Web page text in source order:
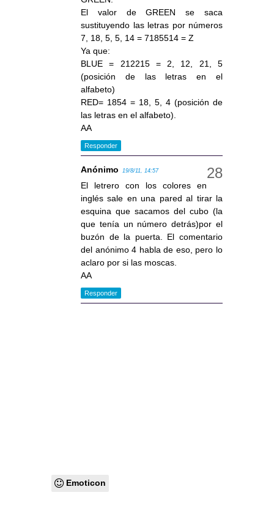
El valor de GREEN se saca
sustituyendo las letras por números
7, 18, 5, 5, 14 = 7185514 = Z
Ya que:
BLUE = 212215 = 2, 12, 21, 5
(posición de las letras en el
alfabeto)
RED= 1854 = 18, 5, 4 (posición de
las letras en el alfabeto).
AA
Responder
Anónimo 19/8/11, 14:57
El letrero con los colores en
inglés sale en una pared al tirar la
esquina que sacamos del cubo (la
que tenía un número detrás)por el
buzón de la puerta. El comentario
del anónimo 4 habla de eso, pero lo
aclaro por si las moscas.
AA
Responder
Emoticon